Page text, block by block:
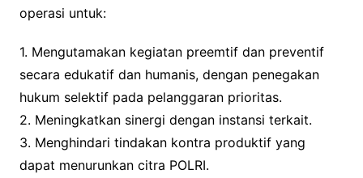
operasi untuk:
1. Mengutamakan kegiatan preemtif dan preventif
secara edukatif dan humanis, dengan penegakan
hukum selektif pada pelanggaran prioritas.
2. Meningkatkan sinergi dengan instansi terkait.
3. Menghindari tindakan kontra produktif yang
dapat menurunkan citra POLRI.